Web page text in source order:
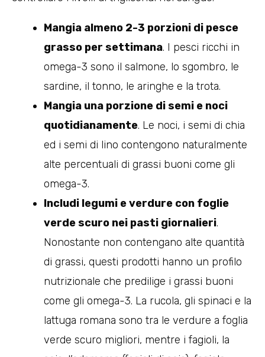
Mangia almeno 2-3 porzioni di pesce
grasso per settimana. I pesci ricchi in
omega-3 sono il salmone, lo sgombro, le
sardine, il tonno, le aringhe e la trota.
Mangia una porzione di semi e noci
quotidianamente. Le noci, i semi di chia
ed i semi di lino contengono naturalmente
alte percentuali di grassi buoni come gli
omega-3.
Includi legumi e verdure con foglie
verde scuro nei pasti giornalieri.
Nonostante non contengano alte quantità
di grassi, questi prodotti hanno un profilo
nutrizionale che predilige i grassi buoni
come gli omega-3. La rucola, gli spinaci e la
lattuga romana sono tra le verdure a foglia
verde scuro migliori, mentre i fagioli, la